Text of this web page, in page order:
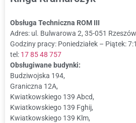
Obsługa Techniczna ROM III
Adres: ul. Bulwarowa 2, 35-051 Rzeszów
Godziny pracy: Poniedziałek – Piątek:
tel: 17 85 48 757
Obsługiwane budynki:
Budziwojska 194,
Graniczna 12A,
Kwiatkowskiego 139 Abcd,
Kwiatkowskiego 139 Fghij,
Kwiatkowskiego 139 Klm,